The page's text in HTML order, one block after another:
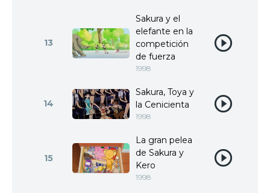
13
Sakura y el
elefante en la
competición
de fuerza
1998
14
Sakura, Toya y
la Cenicienta
1998
15
La gran pelea
de Sakura y
Kero
1998